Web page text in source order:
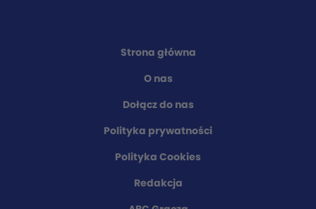
Strona główna
O nas
Dołącz do nas
Polityka prywatności
Polityka Cookies
Redakcja